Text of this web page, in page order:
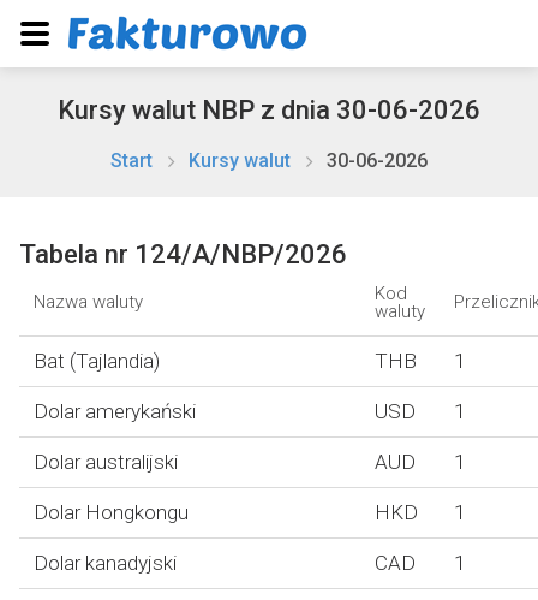
Kursy walut NBP z dnia 30-06-2026
Start Kursy walut 30-06-2026
Tabela nr 124/A/NBP/2026
Nazwa waluty
Kod
waluty
Bat (Tajlandia) THB 1
Dolar amerykański USD 1
Dolar australijski AUD 1
Dolar Hongkongu HKD 1
Dolar kanadyjski CAD 1